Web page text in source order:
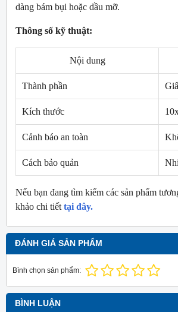
dàng bám bụi hoặc dầu mỡ.
Thông số kỹ thuật:
Nội dung
Thành phần
Kích thước
Cảnh báo an toàn
Cách bảo quản
Nếu bạn đang tìm kiếm các sản phẩm
khảo chi tiết tại đây.
ĐÁNH GIÁ SẢN PHẨM
Bình chọn sản phẩm:
BÌNH LUẬN